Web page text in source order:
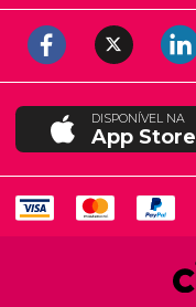
DISPONÍVEL NA
App Store